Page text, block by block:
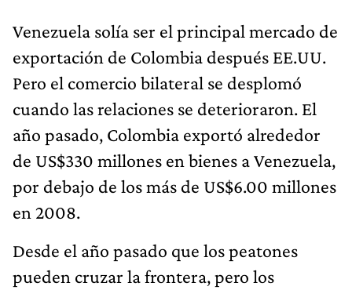
Venezuela solía ser el principal mercado de
exportación de Colombia después EE.UU.
Pero el comercio bilateral se desplomó
cuando las relaciones se deterioraron. El
año pasado, Colombia exportó alrededor
de US$330 millones en bienes a Venezuela,
por debajo de los más de US$6.00 millones
en 2008.
Desde el año pasado que los peatones
pueden cruzar la frontera, pero los